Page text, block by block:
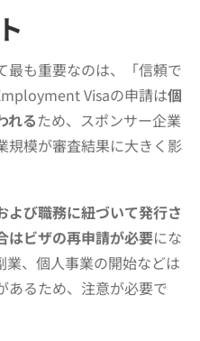
最も重要なのは、「信頼で
Visaの申請は個
れるため、スポンサー企業
規模が審査結果に大きく影
よび職務に紐づいて発行さ
はビザの再申請が必要にな
業、個人事業の開始などは
あるため、注意が必要で